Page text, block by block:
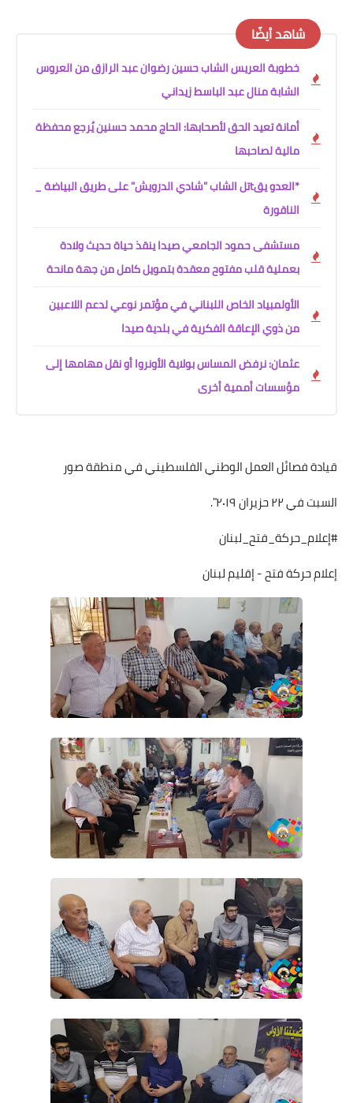
شاهد أيضًا
خطوبة العريس الشاب حسين رضوان عبد الرازق من العروس
الشابة منال عبد الباسط زيداني
أمانة تعيد الحق لأصحابها: الحاج محمد حسنين يُرجع محفظة
مالية لصاحبها
*العدو يقtتل الشاب "شادي الدرويش" على طريق البياضة _
الناقورة
مستشفى حمود الجامعي صيدا ينقذ حياة حديث ولادة
بعملية قلب مفتوح معقدة بتمويل كامل من جهة مانحة
الأولمبياد الخاص اللبناني في مؤتمر نوعي لدعم اللاعبين
من ذوي الإعاقة الفكرية في بلدية صيدا
عثمان: نرفض المساس بولاية الأونروا أو نقل مهامها إلى
مؤسسات أممية أخرى
قيادة فصائل العمل الوطني الفلسطيني في منطقة صور
السبت في ٢٢ حزيران ٢٠١٩".
#إعلام_حركة_فتح_لبنان
إعلام حركة فتح - إقليم لبنان